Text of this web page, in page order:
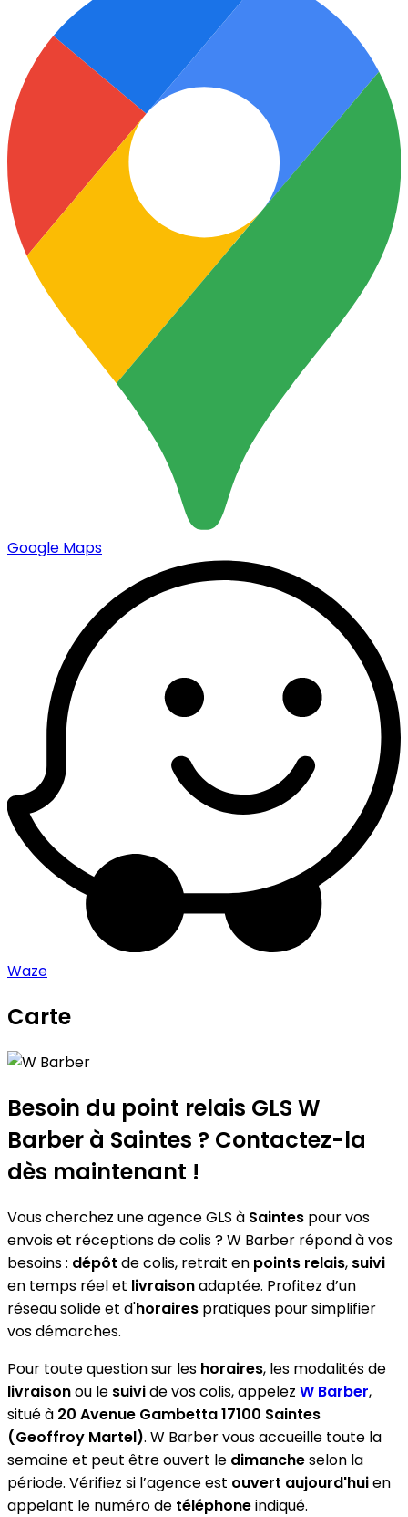
Google Maps
Waze
Carte
+
−
Besoin du point relais GLS W
Barber à Saintes ? Contactez-la
dès maintenant !
Vous cherchez une agence GLS à Saintes pour vos
envois et réceptions de colis ? W Barber répond à vos
besoins : dépôt de colis, retrait en points relais, suivi
en temps réel et livraisonadaptée. Profitez d’un
réseau solide et d'horaires pratiques pour simplifier
vos démarches.
Pour toute question sur les horaires, les modalités de
livraisonou le suivide vos colis, appelez W Barber,
situé à 20 Avenue Gambetta 17100 Saintes
(Geoffroy Martel). W Barber vous accueille toute la
semaine et peut être ouvert le dimancheselon la
période. Vérifiez si l’agence est ouvert aujourd'huien
appelant le numéro de téléphoneindiqué.